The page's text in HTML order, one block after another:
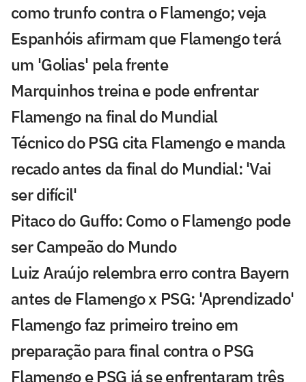
como trunfo contra o Flamengo; veja
Espanhóis afirmam que Flamengo terá
um 'Golias' pela frente
Marquinhos treina e pode enfrentar
Flamengo na final do Mundial
Técnico do PSG cita Flamengo e manda
recado antes da final do Mundial: 'Vai
ser difícil'
Pitaco do Guffo: Como o Flamengo pode
ser Campeão do Mundo
Luiz Araújo relembra erro contra Bayern
antes de Flamengo x PSG: 'Aprendizado'
Flamengo faz primeiro treino em
preparação para final contra o PSG
Flamengo e PSG já se enfrentaram três